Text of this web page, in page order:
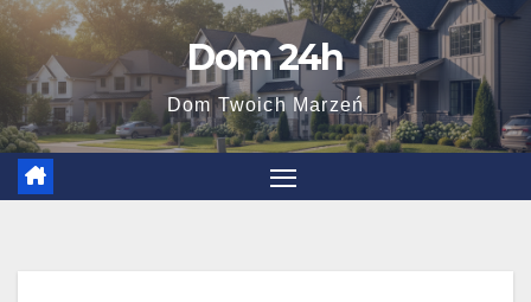
Skip
content
Dom 24h
Dom Twoich Marzeń